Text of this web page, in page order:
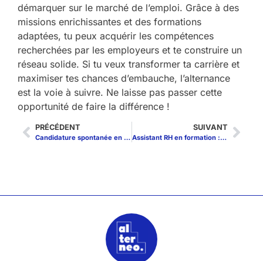
démarquer sur le marché de l’emploi. Grâce à des
missions enrichissantes et des formations
adaptées, tu peux acquérir les compétences
recherchées par les employeurs et te construire un
réseau solide. Si tu veux transformer ta carrière et
maximiser tes chances d’embauche, l’alternance
est la voie à suivre. Ne laisse pas passer cette
opportunité de faire la différence !
PRÉCÉDENT
Candidature spontanée en alternance : objet d’email, pitch et accroche LinkedIn qui convertissent
SUIVANT
Assistant RH en formation : fiches missions, compétences et perspectives d’évolution